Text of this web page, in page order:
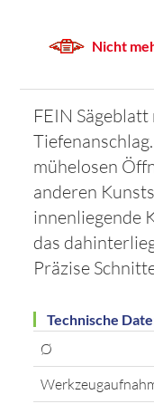
Nicht
FEIN
mühelosen
anderen
innenliegende
das
Präzise
Technische
Ø